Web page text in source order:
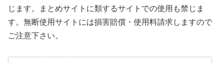
じます。まとめサイトに類するサイトでの使用も禁じま
す。無断使用サイトには損害賠償・使用料請求しますので
ご注意下さい。